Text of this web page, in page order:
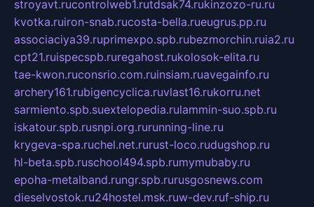
stroyavt.rucontrolweb1.rutdsak74.rukinzozo-ru.ru
kvotka.ruiron-snab.rucosta-bella.rueugrus.pp.ru
associaciya39.ruprimexpo.spb.rubezmorchin.ruia2.ru
cpt21.ruispecspb.ruregahost.rukolosok-elita.ru
tae-kwon.ruconsrio.com.ruinsiam.ruavegainfo.ru
archery161.rubigencyclica.ruvlast16.rukorru.net
sarmiento.spb.suextelopedia.rulammin-suo.spb.ru
iskatour.spb.rusnpi.org.rurunning-line.ru
krygeva-spa.ruchel.net.rurust-loco.rudugshop.ru
hl-beta.spb.ruschool494.spb.rumymubaby.ru
epoha-metalband.rungr.spb.rurusgosnews.com
dieselvostok.ru24hostel.msk.ruw-dev.ruf-ship.ru